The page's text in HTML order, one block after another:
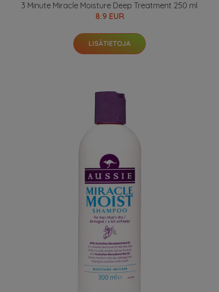
3 Minute Miracle Moisture Deep Treatment 250 ml
8.9 EUR
LISÄTIETOJA